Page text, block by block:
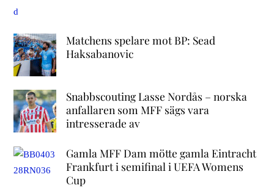
Matchens spelare mot BP: Sead
Haksabanovic
Snabbscouting Lasse Nordås – norska
anfallaren som MFF sägs vara
intresserade av
Gamla MFF Dam mötte gamla Eintracht
Frankfurt i semifinal i UEFA Womens
Cup